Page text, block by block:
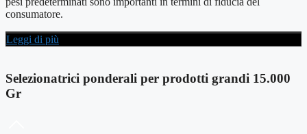
consumatore.
Leggi di più
Selezionatrici ponderali per prodotti grandi 15.000
Gr